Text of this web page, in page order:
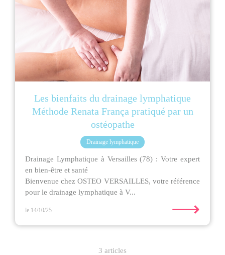
Les bienfaits du drainage lymphatique
Méthode Renata França pratiqué par un
ostéopathe
Drainage lymphatique
Drainage Lymphatique à Versailles (78) : Votre expert
en bien-être et santé
Bienvenue chez OSTEO VERSAILLES, votre référence
pour le drainage lymphatique à V...
le 14/10/25 ⟶
3 articles